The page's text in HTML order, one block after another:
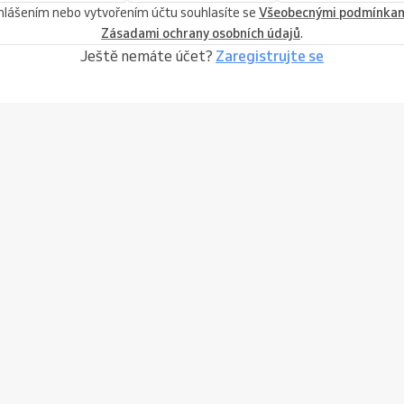
nebo vytvořením účtu souhlasíte se Všeobecnými
Zásadami ochrany osobních údajů.
Ještě nemáte účet? Zaregistrujte se